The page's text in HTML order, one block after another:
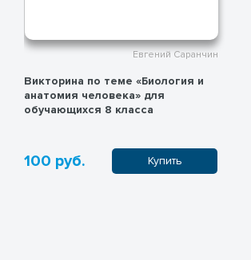
Евгений Саранчин
Викторина по теме
«Эволюционное учение» для
обучающихся 9 кл.
100 руб. Купить